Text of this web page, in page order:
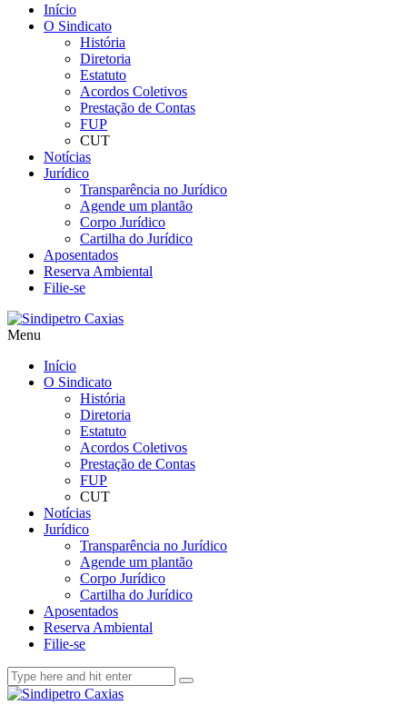
Início
O Sindicato
História
Diretoria
Estatuto
Acordos Coletivos
Prestação de Contas
FUP
CUT
Notícias
Jurídico
Transparência no Jurídico
Agende um plantão
Corpo Jurídico
Cartilha do Jurídico
Aposentados
Reserva Ambiental
Filie-se
Menu
Início
O Sindicato
História
Diretoria
Estatuto
Acordos Coletivos
Prestação de Contas
FUP
CUT
Notícias
Jurídico
Transparência no Jurídico
Agende um plantão
Corpo Jurídico
Cartilha do Jurídico
Aposentados
Reserva Ambiental
Filie-se